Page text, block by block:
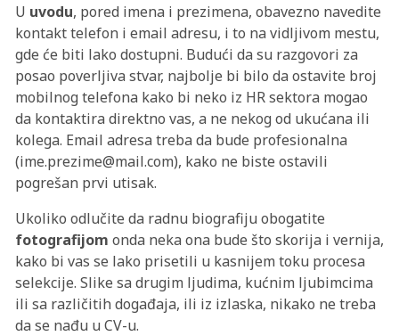
U uvodu, pored imena i prezimena, obavezno navedite
kontakt telefon i email adresu, i to na vidljivom mestu,
gde će biti lako dostupni. Budući da su razgovori za
posao poverljiva stvar, najbolje bi bilo da ostavite broj
mobilnog telefona kako bi neko iz HR sektora mogao
da kontaktira direktno vas, a ne nekog od ukućana ili
kolega. Email adresa treba da bude profesionalna
(ime.prezime@mail.com), kako ne biste ostavili
pogrešan prvi utisak.
Ukoliko odlučite da radnu biografiju obogatite
fotografijom onda neka ona bude što skorija i vernija,
kako bi vas se lako prisetili u kasnijem toku procesa
selekcije. Slike sa drugim ljudima, kućnim ljubimcima
ili sa različitih događaja, ili iz izlaska, nikako ne treba
da se nađu u CV-u.